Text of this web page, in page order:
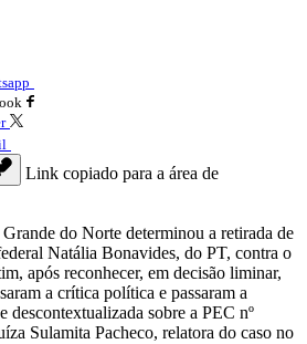
Link copiado para a área de
do Norte determinou a retirada de
Natália Bonavides, do PT, contra o
após reconhecer, em decisão liminar,
a crítica política e passaram a
descontextualizada sobre a PEC nº
Sulamita Pacheco, relatora do caso no